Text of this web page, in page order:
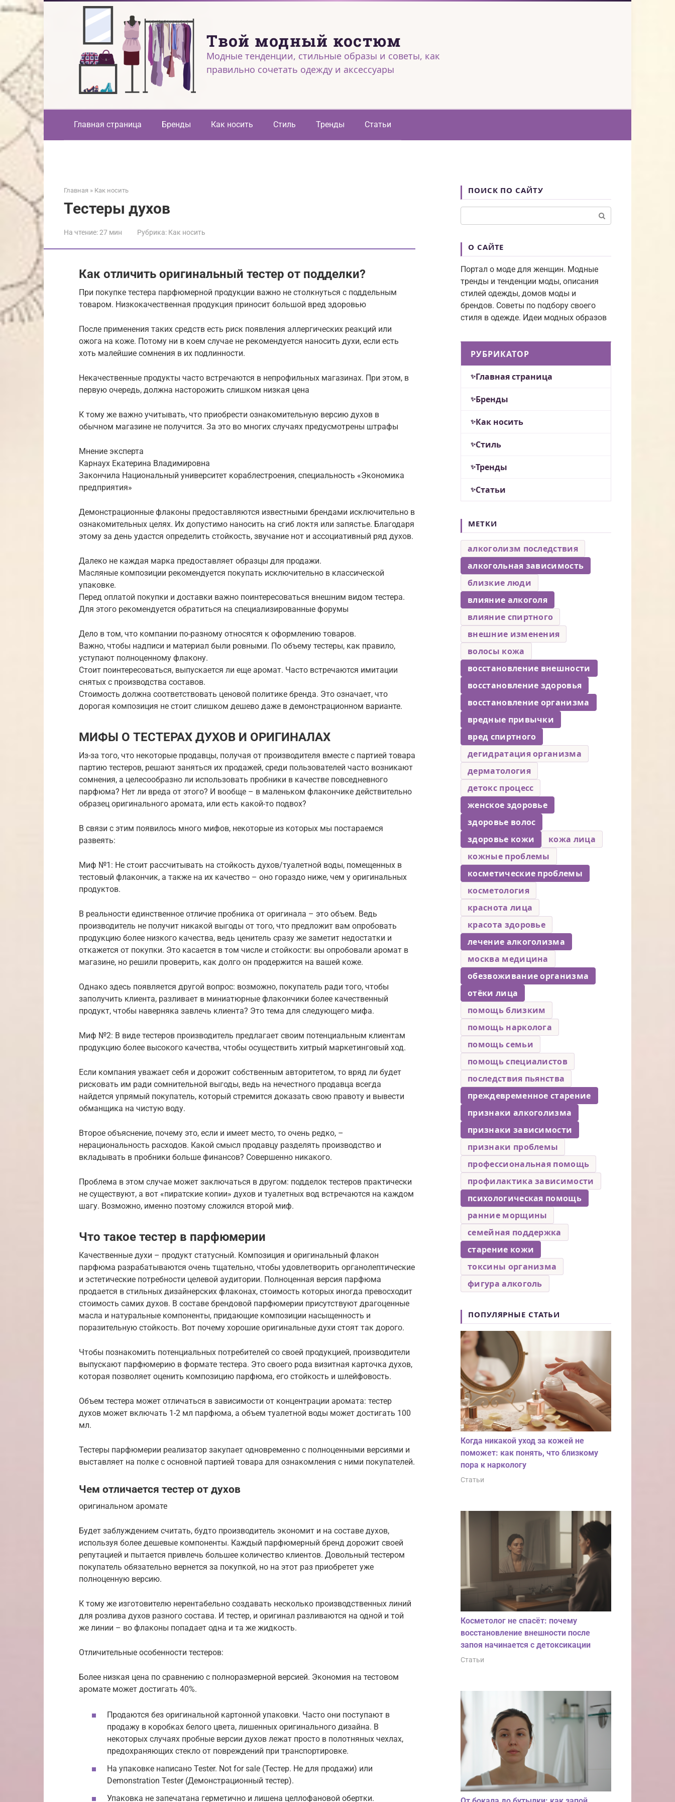
Перейти
Твой модный костюм
Модные тенденции, стильные образы и советы, как
правильно сочетать одежду и аксессуары
Главная страница Бренды Как носить Стиль Тренды Статьи
Главная » Как носить
Тестеры духов
На чтение:27 мин Рубрика: Как носить
Как отличить оригинальный тестер от подделки?
При покупке тестера парфюмерной продукции важно не столкнуться с поддельным
товаром. Низкокачественная продукция приносит большой вред здоровью
После применения таких средств есть риск появления аллергических реакций или
ожога на коже. Потому ни в коем случае не рекомендуется наносить духи, если есть
хоть малейшие сомнения в их подлинности.
Некачественные продукты часто встречаются в непрофильных магазинах. При этом, в
первую очередь, должна насторожить слишком низкая цена
К тому же важно учитывать, что приобрести ознакомительную версию духов в
обычном магазине не получится. За это во многих случаях предусмотрены штрафы
Мнение эксперта
Карнаух Екатерина Владимировна
Закончила Национальный университет кораблестроения, специальность «Экономика
предприятия»
Демонстрационные флаконы предоставляются известными брендами исключительно в
ознакомительных целях. Их допустимо наносить на сгиб локтя или запястье. Благодаря
этому за день удастся определить стойкость, звучание нот и ассоциативный ряд духов.
Далеко не каждая марка предоставляет образцы для продажи.
Масляные композиции рекомендуется покупать исключительно в классической
упаковке.
Перед оплатой покупки и доставки важно поинтересоваться внешним видом тестера.
Для этого рекомендуется обратиться на специализированные форумы
Дело в том, что компании по-разному относятся к оформлению товаров.
Важно, чтобы надписи и материал были ровными. По объему тестеры, как правило,
уступают полноценному флакону.
Стоит поинтересоваться, выпускается ли еще аромат. Часто встречаются имитации
снятых с производства составов.
Стоимость должна соответствовать ценовой политике бренда. Это означает, что
дорогая композиция не стоит слишком дешево даже в демонстрационном варианте.
МИФЫ О ТЕСТЕРАХ ДУХОВ И ОРИГИНАЛАХ
Из-за того, что некоторые продавцы, получая от производителя вместе с партией товара
партию тестеров, решают заняться их продажей, среди пользователей часто возникают
сомнения, а целесообразно ли использовать пробники в качестве повседневного
парфюма? Нет ли вреда от этого? И вообще – в маленьком флакончике действительно
образец оригинального аромата, или есть какой-то подвох?
В связи с этим появилось много мифов, некоторые из которых мы постараемся
развеять:
Миф №1: Не стоит рассчитывать на стойкость духов/туалетной воды, помещенных в
тестовый флакончик, а также на их качество – оно гораздо ниже, чем у оригинальных
продуктов.
В реальности единственное отличие пробника от оригинала – это объем. Ведь
производитель не получит никакой выгоды от того, что предложит вам опробовать
продукцию более низкого качества, ведь ценитель сразу же заметит недостатки и
откажется от покупки. Это касается в том числе и стойкости: вы опробовали аромат в
магазине, но решили проверить, как долго он продержится на вашей коже.
Однако здесь появляется другой вопрос: возможно, покупатель ради того, чтобы
заполучить клиента, разливает в миниатюрные флакончики более качественный
продукт, чтобы наверняка завлечь клиента? Это тема для следующего мифа.
Миф №2: В виде тестеров производитель предлагает своим потенциальным клиентам
продукцию более высокого качества, чтобы осуществить хитрый маркетинговый ход.
Если компания уважает себя и дорожит собственным авторитетом, то вряд ли будет
рисковать им ради сомнительной выгоды, ведь на нечестного продавца всегда
найдется упрямый покупатель, который стремится доказать свою правоту и вывести
обманщика на чистую воду.
Второе объяснение, почему это, если и имеет место, то очень редко, –
нерациональность расходов. Какой смысл продавцу разделять производство и
вкладывать в пробники больше финансов? Совершенно никакого.
Проблема в этом случае может заключаться в другом: подделок тестеров практически
не существуют, а вот «пиратские копии» духов и туалетных вод встречаются на каждом
шагу. Возможно, именно поэтому сложился второй миф.
Что такое тестер в парфюмерии
Качественные духи – продукт статусный. Композиция и оригинальный флакон
парфюма разрабатываются очень тщательно, чтобы удовлетворить органолептические
и эстетические потребности целевой аудитории. Полноценная версия парфюма
продается в стильных дизайнерских флаконах, стоимость которых иногда превосходит
стоимость самих духов. В составе брендовой парфюмерии присутствуют драгоценные
масла и натуральные компоненты, придающие композиции насыщенность и
поразительную стойкость. Вот почему хорошие оригинальные духи стоят так дорого.
Чтобы познакомить потенциальных потребителей со своей продукцией, производители
выпускают парфюмерию в формате тестера. Это своего рода визитная карточка духов,
которая позволяет оценить композицию парфюма, его стойкость и шлейфовость.
Объем тестера может отличаться в зависимости от концентрации аромата: тестер
духов может включать 1-2 мл парфюма, а объем туалетной воды может достигать 100
мл.
Тестеры парфюмерии реализатор закупает одновременно с полноценными версиями и
выставляет на полке с основной партией товара для ознакомления с ними покупателей.
Чем отличается тестер от духов
оригинальном аромате
Будет заблуждением считать, будто производитель экономит и на составе духов,
используя более дешевые компоненты. Каждый парфюмерный бренд дорожит своей
репутацией и пытается привлечь большее количество клиентов. Довольный тестером
покупатель обязательно вернется за покупкой, но на этот раз приобретет уже
полноценную версию.
К тому же изготовителю нерентабельно создавать несколько производственных линий
для розлива духов разного состава. И тестер, и оригинал разливаются на одной и той
же линии – во флаконы попадает одна и та же жидкость.
Отличительные особенности тестеров:
Более низкая цена по сравнению с полноразмерной версией. Экономия на тестовом
аромате может достигать 40%.
Продаются без оригинальной картонной упаковки. Часто они поступают в
продажу в коробках белого цвета, лишенных оригинального дизайна. В
некоторых случаях пробные версии духов лежат просто в полотняных чехлах,
предохраняющих стекло от повреждений при транспортировке.
На упаковке написано Tester. Not for sale (Тестер. Не для продажи) или
Demonstration Tester (Демонстрационный тестер).
Упаковка не запечатана герметично и лишена целлофановой обертки.
ПОИСК ПО САЙТУ
О САЙТЕ
Портал о моде для женщин. Модные
тренды и тенденции моды, описания
стилей одежды, домов моды и
брендов. Советы по подбору своего
стиля в одежде. Идеи модных образов
РУБРИКАТОР
Главная страница
Бренды
Как носить
Стиль
Тренды
Статьи
МЕТКИ
алкоголизм последствия
алкогольная зависимость
близкие люди
влияние алкоголя
влияние спиртного
внешние изменения
волосы кожа
восстановление внешности
восстановление здоровья
восстановление организма
вредные привычки
вред спиртного
дегидратация организма
дерматология
детокс процесс
женское здоровье
здоровье волос
здоровье кожи
кожа лица
кожные проблемы
косметические проблемы
косметология
краснота лица
красота здоровье
лечение алкоголизма
москва медицина
обезвоживание организма
отёки лица
помощь близким
помощь нарколога
помощь семьи
помощь специалистов
последствия пьянства
преждевременное старение
признаки алкоголизма
признаки зависимости
признаки проблемы
профессиональная помощь
профилактика зависимости
психологическая помощь
ранние морщины
семейная поддержка
старение кожи
токсины организма
фигура алкоголь
ПОПУЛЯРНЫЕ СТАТЬИ
Когда никакой уход за кожей не
поможет: как понять, что близкому
пора к наркологу
Статьи
Косметолог не спасёт: почему
восстановление внешности после
запоя начинается с детоксикации
Статьи